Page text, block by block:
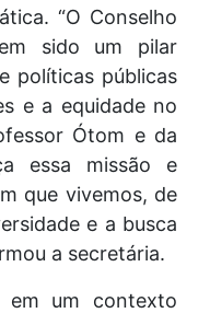
“O Conselho
sido um pilar
políticas públicas
e a equidade no
Ótom e da
essa missão e
que vivemos, de
e a busca
a secretária.
em um contexto